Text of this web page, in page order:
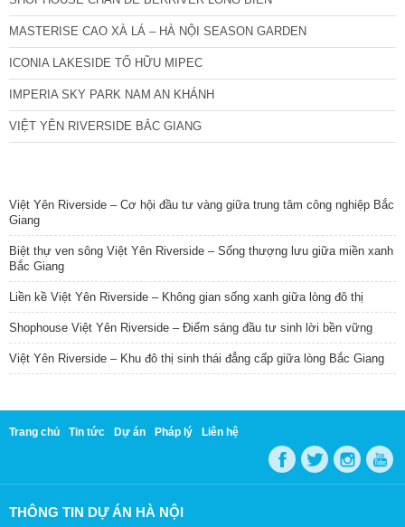
MASTERISE CAO XÀ LÁ – HÀ NỘI SEASON GARDEN
ICONIA LAKESIDE TỐ HỮU MIPEC
IMPERIA SKY PARK NAM AN KHÁNH
VIỆT YÊN RIVERSIDE BẮC GIANG
Việt Yên Riverside – Cơ hội đầu tư vàng giữa trung tâm công nghiệp Bắc
Giang
Biệt thự ven sông Việt Yên Riverside – Sống thượng lưu giữa miền xanh
Bắc Giang
Liền kề Việt Yên Riverside – Không gian sống xanh giữa lòng đô thị
Shophouse Việt Yên Riverside – Điểm sáng đầu tư sinh lời bền vững
Việt Yên Riverside – Khu đô thị sinh thái đẳng cấp giữa lòng Bắc Giang
Trang chủ Tin tức Dự án Pháp lý Liên hệ
THÔNG TIN DỰ ÁN HÀ NỘI